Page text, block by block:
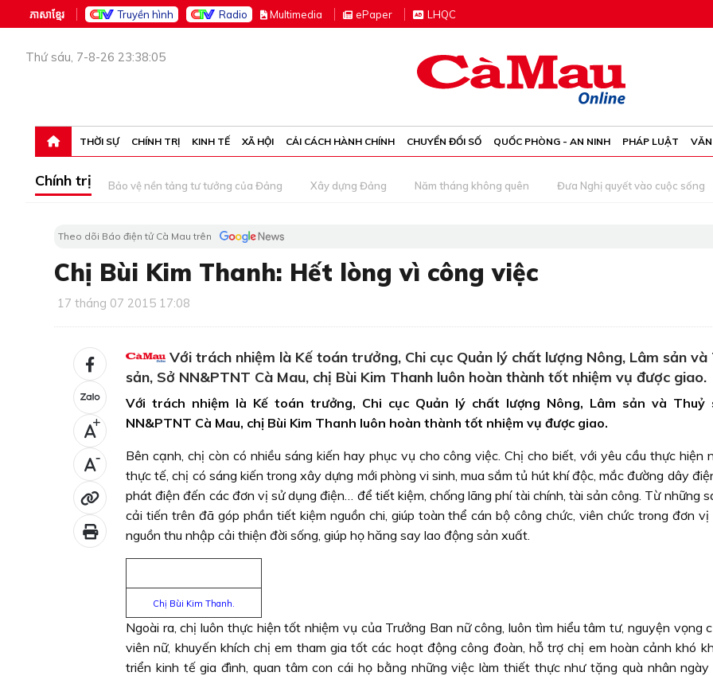
ភាសាខ្មែរ Truyền hình Radio Multimedia ePaper LHQC
Thứ sáu, 7-8-26 23:38:05
THỜI SỰ CHÍNH TRỊ KINH TẾ XÃ HỘI CẢI CÁCH HÀNH CHÍNH CHUYỂN ĐỔI SỐ QUỐC PHÒNG - AN NINH PHÁP LUẬT
Chính trị Bảo vệ nền tảng tư tưởng của Đảng Xây dựng Đảng Năm tháng không quên Đưa Nghị quyết vào cuộc sống
Theo dõi Báo điện tử Cà Mau trên
Chị Bùi Kim Thanh: Hết lòng vì công việc
17 tháng 07 2015 17:08
+
-
Với trách nhiệm là Kế toán trưởng, Chi cục Quản lý chất lượng Nông, Lâm sản và
sản, Sở NN&PTNT Cà Mau, chị Bùi Kim Thanh luôn hoàn thành tốt nhiệm vụ được giao.
Với trách nhiệm là Kế toán trưởng, Chi cục Quản lý chất lượng Nông, Lâm sản và Thuỷ
NN&PTNT Cà Mau, chị Bùi Kim Thanh luôn hoàn thành tốt nhiệm vụ được giao.
Bên cạnh, chị còn có nhiều sáng kiến hay phục vụ cho công việc. Chị cho biết, với yêu cầu thực hiện
thực tế, chị có sáng kiến trong xây dựng mới phòng vi sinh, mua sắm tủ hút khí độc, mắc đường dây
phát điện đến các đơn vị sử dụng điện… để tiết kiệm, chống lãng phí tài chính, tài sản công. Từ những
cải tiến trên đã góp phần tiết kiệm nguồn chi, giúp toàn thể cán bộ công chức, viên chức trong đơn
nguồn thu nhập cải thiện đời sống, giúp họ hăng say lao động sản xuất.
Chị Bùi Kim Thanh.
Ngoài ra, chị luôn thực hiện tốt nhiệm vụ của Trưởng Ban nữ công, luôn tìm hiểu tâm tư, nguyện vọng
viên nữ, khuyến khích chị em tham gia tốt các hoạt động công đoàn, hỗ trợ chị em hoàn cảnh khó
triển kinh tế gia đình, quan tâm con cái họ bằng những việc làm thiết thực như tặng quà nhân ngày